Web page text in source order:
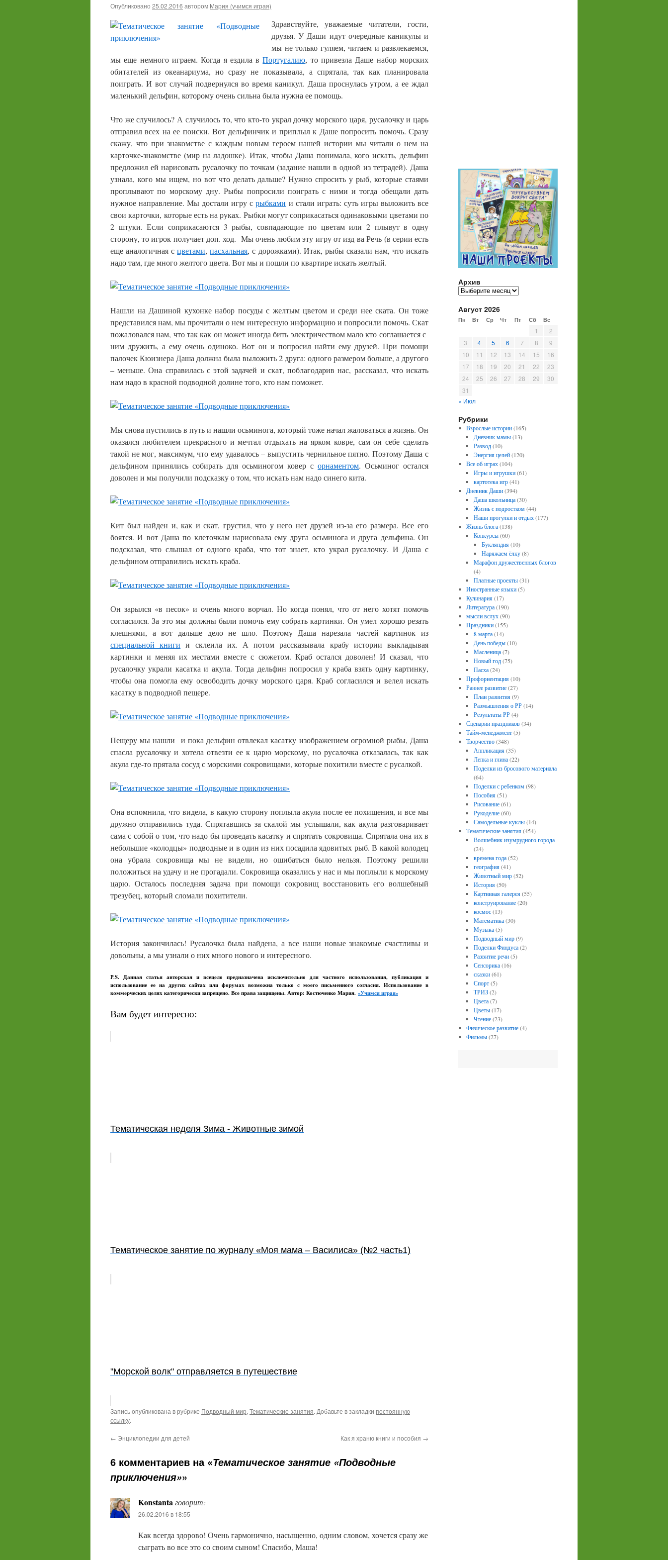
Опубликовано 25.02.2016 автором Мария (учимся играя)
Здравствуйте, уважаемые читатели, гости,
друзья. У Даши идут очередные каникулы и
мы не только гуляем, читаем и развлекаемся,
мы еще немного играем. Когда я ездила вПортугалию, то привезла Даше набор морских
обитателей из океанариума, но сразу не показывала, а спрятала, так как планировала
поиграть. И вот случай подвернулся во время каникул. Даша проснулась утром, а ее ждал
маленький дельфин, которому очень сильна была нужна ее помощь.
Что же случилось? А случилось то, что кто-то украл дочку морского царя, русалочку и царь
отправил всех на ее поиски. Вот дельфинчик и приплыл к Даше попросить помочь. Сразу
скажу, что при знакомстве с каждым новым героем нашей истории мы читали о нем на
карточке-знакомстве (мир на ладошке). Итак, чтобы Даша понимала, кого искать, дельфин
предложил ей нарисовать русалочку по точкам (задание нашли в одной из тетрадей). Даша
узнала, кого мы ищем, но вот что делать дальше? Нужно спросить у рыб, которые стаями
проплывают по морскому дну. Рыбы попросили поиграть с ними и тогда обещали дать
нужное направление. Мы достали игру срыбками и стали играть: суть игры выложить все
свои карточки, которые есть на руках. Рыбки могут соприкасаться одинаковыми цветами по
2 штуки. Если соприкасаются 3 рыбы, совпадающие по цветам или 2 плывут в одну
сторону, то игрок получает доп. ход. Мы очень любим эту игру от изд-ва Речь (в серии есть
еще аналогичная сцветами,пасхальная, с дорожками). Итак, рыбы сказали нам, что искать
надо там, где много желтого цвета. Вот мы и пошли по квартире искать желтый.
Нашли на Дашиной кухонке набор посуды с желтым цветом и среди нее ската. Он тоже
представился нам, мы прочитали о нем интересную информацию и попросили помочь. Скат
пожаловался нам, что так как он может иногда бить электричеством мало кто соглашается с
ним дружить, а ему очень одиноко. Вот он и попросил найти ему друзей. При помощи
палочек Кюизнера Даша должна была выложить 2 друга: одного размером больше, а другого
– меньше. Она справилась с этой задачей и скат, поблагодарив нас, рассказал, что искать
нам надо в красной подводной долине того, кто нам поможет.
Мы снова пустились в путь и нашли осьминога, который тоже начал жаловаться а жизнь. Он
оказался любителем прекрасного и мечтал отдыхать на ярком ковре, сам он себе сделать
такой не мог, максимум, что ему удавалось – выпустить чернильное пятно. Поэтому Даша с
дельфином принялись собирать для осьминогом ковер с орнаментом. Осьминог остался
доволен и мы получили подсказку о том, что искать нам надо синего кита.
Кит был найден и, как и скат, грустил, что у него нет друзей из-за его размера. Все его
боятся. И вот Даша по клеточкам нарисовала ему друга осьминога и друга дельфина. Он
подсказал, что слышал от одного краба, что тот знает, кто украл русалочку. И Даша с
дельфином отправились искать краба.
Он зарылся «в песок» и очень много ворчал. Но когда понял, что от него хотят помочь
согласился. За это мы должны были помочь ему собрать картинки. Он умел хорошо резать
клешнями, а вот дальше дело не шло. Поэтому Даша нарезала частей картинок из
специальной книги и склеила их. А потом рассказывала крабу истории выкладывая
картинки и меняя их местами вместе с сюжетом. Краб остался доволен! И сказал, что
русалочку украли касатка и акула. Тогда дельфин попросил у краба взять одну картинку,
чтобы она помогла ему освободить дочку морского царя. Краб согласился и велел искать
касатку в подводной пещере.
Пещеру мы нашли и пока дельфин отвлекал касатку изображением огромной рыбы, Даша
спасла русалочку и хотела отвезти ее к царю морскому, но русалочка отказалась, так как
акула где-то прятала сосуд с морскими сокровищами, которые похитили вместе с русалкой.
Она вспомнила, что видела, в какую сторону поплыла акула после ее похищения, и все мы
дружно отправились туда. Спрятавшись за скалой мы услышали, как акула разговаривает
сама с собой о том, что надо бы проведать касатку и спрятать сокровища. Спрятала она их в
небольшие «колодцы» подводные и в один из них посадила ядовитых рыб. В какой колодец
она убрала сокровища мы не видели, но ошибаться было нельзя. Поэтому решили
положиться на удачу и не прогадали. Сокровища оказались у нас и мы поплыли к морскому
царю. Осталось последняя задача при помощи сокровищ восстановить его волшебный
трезубец, который сломали похитители.
История закончилась! Русалочка была найдена, а все наши новые знакомые счастливы и
довольны, а мы узнали о них много нового и интересного.
P.S. Данная статья авторская и всецело предназначена исключительно для частного использования, публикация и
использование ее на других сайтах или форумах возможна только с моего письменного согласия. Использование в
коммерческих целях категорически запрещено. Все права защищены. Автор: Костюченко Мария. «Учимся играя»
Вам будет интересно:
Тематическая неделя Зима - Животные зимой
Тематическое занятие по журналу «Моя мама – Василиса» (№2 часть1)
"Морской волк" отправляется в путешествие
Запись опубликована в рубрике Подводный мир, Тематические занятия. Добавьте в закладки постоянную
ссылку.
← Энциклопедии для детей Как я храню книги и пособия →
6 комментариев на «Тематическое занятие «Подводные
приключения»»
Konstantaговорит:
26.02.2016 в 18:55
Как всегда здорово! Очень гармонично, насыщенно, одним словом, хочется сразу же
сыграть во все это со своим сыном! Спасибо, Маша!
Архив
Архив
Август 2026
Пн Вт Ср Чт Пт Сб Вс
1
2
3
4 5 6 7 8
9
10
11 12 13 14 15
16
17
18 19 20 21 22
23
24
25 26 27 28 29
30
31
« Июл
Рубрики
Взрослые истории(165)
Дневник мамы(13)
Развод(10)
Энергия целей(120)
Все об играх(104)
Игры и игрушки(61)
картотека игр(41)
Дневник Даши(394)
Даша школьница(30)
Жизнь с подростком(44)
Наши прогулки и отдых(177)
Жизнь блога(138)
Конкурсы(60)
Букляндия(10)
Наряжаем ёлку(8)
Марафон дружественных блогов
(4)
Платные проекты(31)
Иностранные языки(5)
Кулинария(17)
Литература(190)
мысли вслух(90)
Праздники(155)
8 марта(14)
День победы(10)
Масленица(7)
Новый год(75)
Пасха(24)
Профориентация(10)
Раннее развитие(27)
План развития(9)
Размышления о РР(14)
Результаты РР(4)
Сценарии праздников(34)
Тайм-менеджмент(5)
Творчество(348)
Аппликация(35)
Лепка и глина(22)
Поделки из бросового материала
(64)
Поделки с ребенком(98)
Пособия(51)
Рисование(61)
Рукоделие(60)
Самодельные куклы(14)
Тематические занятия(454)
Волшебник изумрудного города
(24)
времена года(52)
география(41)
Животный мир(52)
История(50)
Картинная галерея(55)
конструирование(20)
космос(13)
Математика(30)
Музыка(5)
Подводный мир(9)
Поделки Финдуса(2)
Развитие речи(5)
Сенсорика(16)
сказки(61)
Спорт(5)
ТРИЗ(2)
Цвета(7)
Цветы(17)
Чтение(23)
Физическое развитие(4)
Фильмы(27)